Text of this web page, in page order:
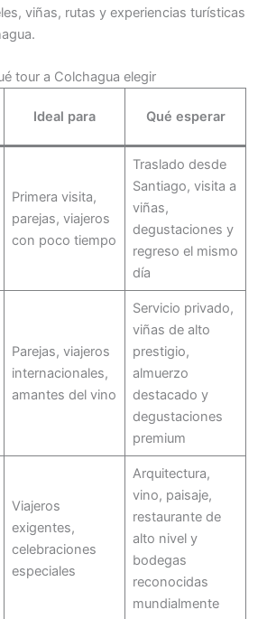
viñas, rutas y experiencias turísticas
tour a Colchagua elegir
Ideal para Qué esperar
Primera visita,
parejas, viajeros
con poco tiempo
Traslado desde
Santiago, visita a
viñas,
degustaciones y
regreso el mismo
día
Parejas, viajeros
internacionales,
amantes del vino
Servicio privado,
viñas de alto
prestigio,
almuerzo
destacado y
degustaciones
premium
Viajeros
exigentes,
celebraciones
especiales
Arquitectura,
vino, paisaje,
restaurante de
alto nivel y
bodegas
reconocidas
mundialmente